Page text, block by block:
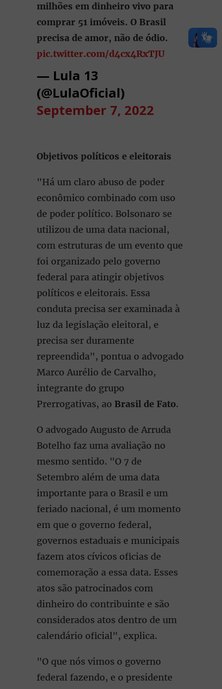
milhões em dinheiro vivo para
comprar 51 imóveis. O Brasil
precisa de amor, não de ódio.
pic.twitter.com/d4cx4RxTJU
— Lula 13
(@LulaOficial)
September 7, 2022
Objetivos políticos e eleitorais
"Há um claro abuso de poder
econômico combinado com uso
de poder político. Bolsonaro se
utilizou de uma data nacional,
com estruturas de um evento que
foi organizado pelo governo
federal para atingir objetivos
políticos e eleitorais. Essa
conduta precisa ser examinada à
luz da legislação eleitoral, e
precisa ser duramente
repreendida", pontua o advogado
Marco Aurélio de Carvalho,
integrante do grupo
Prerrogativas, ao Brasil de Fato.
O advogado Augusto de Arruda
Botelho faz uma avaliação no
mesmo sentido. "O 7 de
Setembro além de uma data
importante para o Brasil e um
feriado nacional, é um momento
em que o governo federal,
governos estaduais e municipais
fazem atos cívicos oficias de
comemoração a essa data. Esses
atos são patrocinados com
dinheiro do contribuinte e são
considerados atos dentro de um
calendário oficial", explica.
"O que nós vimos o governo
federal fazendo, e o presidente